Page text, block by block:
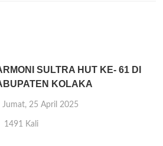
SULTRA HUT KE- 61 DI
KOLAKA
Jumat, 25 April 2025
1491 Kali